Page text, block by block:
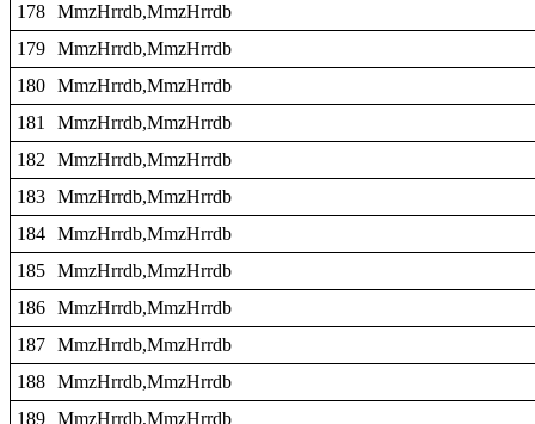
178 MmzHrrdb,MmzHrrdb
179 MmzHrrdb,MmzHrrdb
180 MmzHrrdb,MmzHrrdb
181
MmzHrrdb,MmzHrrdb
182
MmzHrrdb,MmzHrrdb
183 MmzHrrdb,MmzHrrdb
184 MmzHrrdb,MmzHrrdb
185 MmzHrrdb,MmzHrrdb
186 MmzHrrdb,MmzHrrdb
187 MmzHrrdb,MmzHrrdb
188 MmzHrrdb,MmzHrrdb
189 MmzHrrdb,MmzHrrdb